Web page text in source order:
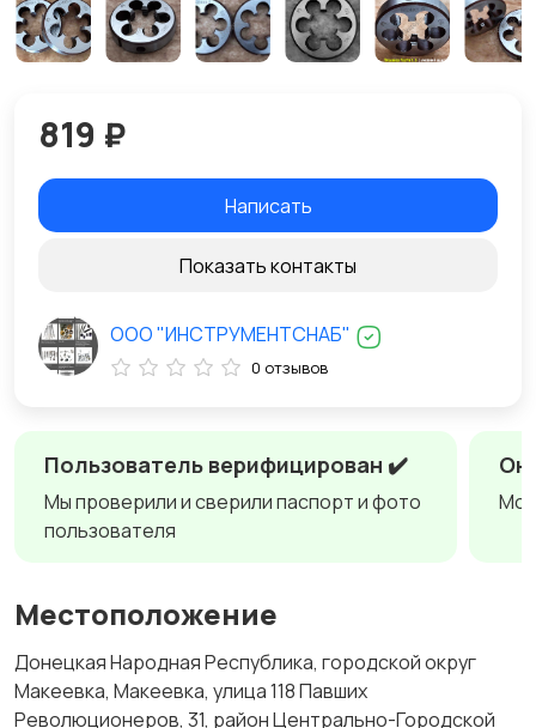
Пользователь верифицирован ✔️
Мы проверили и сверили паспорт и фото
пользователя
Местоположение
Донецкая Народная Республика, городской округ
Макеевка, Макеевка, улица 118 Павших
Революционеров, 31, район Центрально-Городской
819 ₽
Написать
Показать контакты
ООО "ИНСТРУМЕНТСНАБ"
0 отзывов